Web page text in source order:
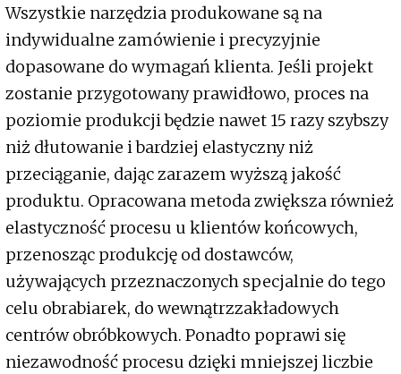
Wszystkie narzędzia produkowane są na
indywidualne zamówienie i precyzyjnie
dopasowane do wymagań klienta. Jeśli projekt
zostanie przygotowany prawidłowo, proces na
poziomie produkcji będzie nawet 15 razy szybszy
niż dłutowanie i bardziej elastyczny niż
przeciąganie, dając zarazem wyższą jakość
produktu. Opracowana metoda zwiększa również
elastyczność procesu u klientów końcowych,
przenosząc produkcję od dostawców,
używających przeznaczonych specjalnie do tego
celu obrabiarek, do wewnątrzzakładowych
centrów obróbkowych. Ponadto poprawi się
niezawodność procesu dzięki mniejszej liczbie